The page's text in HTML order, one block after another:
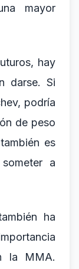
mayor
hay
darse. Si
podría
de peso
es
a
ha
la MMA.